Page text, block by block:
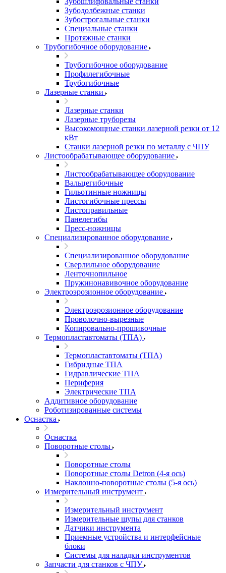
Зубодолбежные станки
Зубострогальные станки
Специальные станки
Протяжные станки
Трубогибочное оборудование
Трубогибочное оборудование
Профилегибочные
Трубогибочные
Лазерные станки
Лазерные станки
Лазерные труборезы
Высокомощные станки лазерной резки от 12
кВт
Станки лазерной резки по металлу с ЧПУ
Листообрабатывающее оборудование
Листообрабатывающее оборудование
Вальцегибочные
Гильотинные ножницы
Листогибочные прессы
Листоправильные
Панелегибы
Пресс-ножницы
Специализированное оборудование
Специализированное оборудование
Сверлильное оборудование
Ленточнопильное
Пружинонавивочное оборудование
Электроэрозионное оборудование
Электроэрозионное оборудование
Проволочно-вырезные
Копировально-прошивочные
Термопластавтоматы (ТПА)
Термопластавтоматы (ТПА)
Гибридные ТПА
Гидравлические ТПА
Периферия
Электрические ТПА
Аддитивное оборудование
Роботизированные системы
Оснастка
Оснастка
Поворотные столы
Поворотные столы
Поворотные столы Detron (4-я ось)
Наклонно-поворотные столы (5-я ось)
Измерительный инструмент
Измерительный инструмент
Измерительные щупы для станков
Датчики инструмента
Приемные устройства и интерфейсные
блоки
Системы для наладки инструментов
Запчасти для станков с ЧПУ